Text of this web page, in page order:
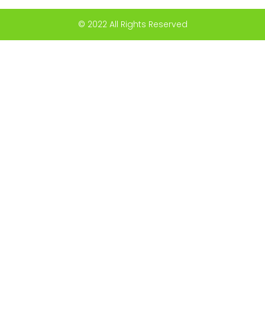
© 2022 All Rights Reserved